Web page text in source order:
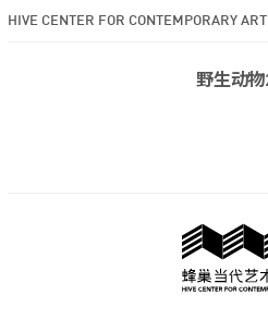
HIVE CENTER FOR CONTEMPORARY
野生动